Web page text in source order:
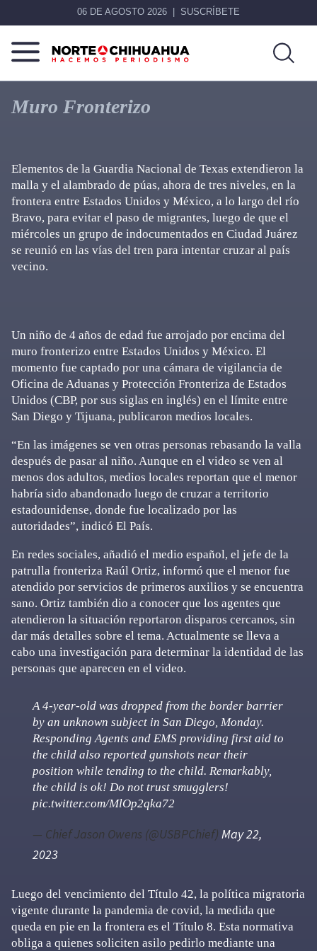
06 DE AGOSTO 2026 SUSCRÍBETE
Norte
De
Chihuahua
Más
que
noticias,
Muro Fronterizo
Elementos de la Guardia Nacional de Texas extendieron la
malla y el alambrado de púas, ahora de tres niveles, en la
frontera entre Estados Unidos y México, a lo largo del río
Bravo, para evitar el paso de migrantes, luego de que el
miércoles un grupo de indocumentados en Ciudad Juárez
se reunió en las vías del tren para intentar cruzar al país
vecino.
Un niño de 4 años de edad fue arrojado por encima del
muro fronterizo entre Estados Unidos y México. El
momento fue captado por una cámara de vigilancia de
Oficina de Aduanas y Protección Fronteriza de Estados
Unidos (CBP, por sus siglas en inglés) en el límite entre
San Diego y Tijuana, publicaron medios locales.
“En las imágenes se ven otras personas rebasando la valla
después de pasar al niño. Aunque en el video se ven al
menos dos adultos, medios locales reportan que el menor
habría sido abandonado luego de cruzar a territorio
estadounidense, donde fue localizado por las
autoridades”, indicó El País.
En redes sociales, añadió el medio español, el jefe de la
patrulla fronteriza Raúl Ortiz, informó que el menor fue
atendido por servicios de primeros auxilios y se encuentra
sano. Ortiz también dio a conocer que los agentes que
atendieron la situación reportaron disparos cercanos, sin
dar más detalles sobre el tema. Actualmente se lleva a
cabo una investigación para determinar la identidad de las
personas que aparecen en el video.
A 4-year-old was dropped from the border barrier
by an unknown subject in San Diego, Monday.
Responding Agents and EMS providing first aid to
the child also reported gunshots near their
position while tending to the child. Remarkably,
the child is ok! Do not trust smugglers!
pic.twitter.com/MlOp2qka72
— Chief Jason Owens (@USBPChief) May 22,
2023
Luego del vencimiento del Título 42, la política migratoria
vigente durante la pandemia de covid, la medida que
queda en pie en la frontera es el Título 8. Esta normativa
obliga a quienes soliciten asilo pedirlo mediante una